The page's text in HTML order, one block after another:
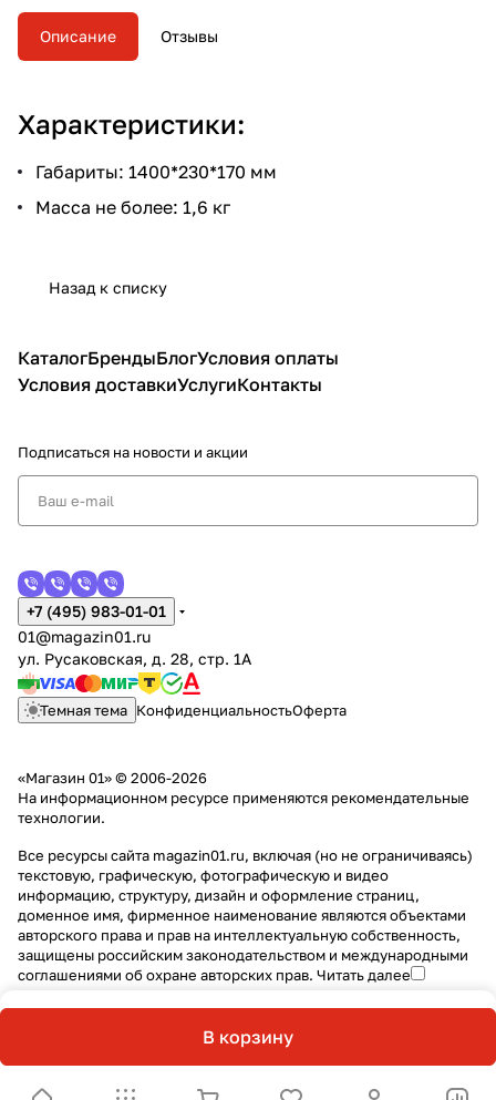
Описание Отзывы
Характеристики:
Габариты: 1400*230*170 мм
Масса не более: 1,6 кг
Назад к списку
В корзину
КаталогБрендыБлогУсловия оплаты
Условия доставкиУслугиКонтакты
Подписаться на новости и акции
+7 (495) 983-01-01
01@magazin01.ru
ул. Русаковская, д. 28, стр. 1А
Темная тема КонфиденциальностьОферта
«Магазин 01» © 2006-2026
На информационном ресурсе применяются рекомендательные
технологии.
Все ресурсы сайта magazin01.ru, включая (но не ограничиваясь)
текстовую, графическую, фотографическую и видео
информацию, структуру, дизайн и оформление страниц,
доменное имя, фирменное наименование являются объектами
авторского права и прав на интеллектуальную собственность,
защищены российским законодательством и международными
соглашениями об охране авторских прав. Читать далее